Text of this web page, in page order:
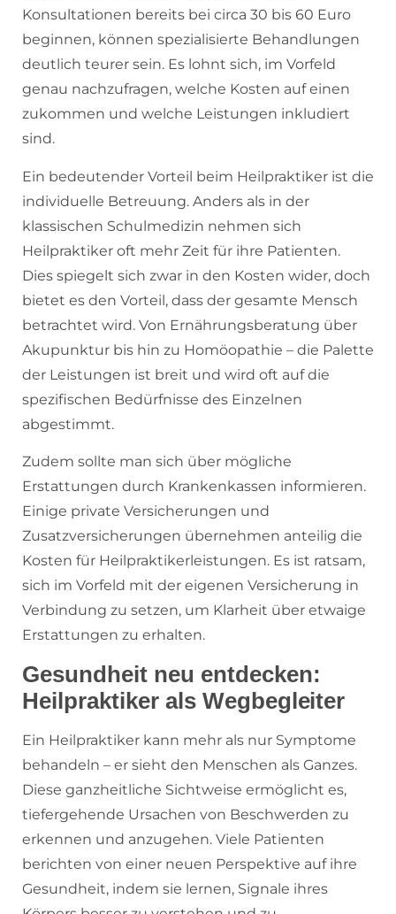
Konsultationen bereits bei circa 30 bis 60 Euro
beginnen, können spezialisierte Behandlungen
deutlich teurer sein. Es lohnt sich, im Vorfeld
genau nachzufragen, welche Kosten auf einen
zukommen und welche Leistungen inkludiert
sind.
Ein bedeutender Vorteil beim Heilpraktiker ist die
individuelle Betreuung. Anders als in der
klassischen Schulmedizin nehmen sich
Heilpraktiker oft mehr Zeit für ihre Patienten.
Dies spiegelt sich zwar in den Kosten wider, doch
bietet es den Vorteil, dass der gesamte Mensch
betrachtet wird. Von Ernährungsberatung über
Akupunktur bis hin zu Homöopathie – die Palette
der Leistungen ist breit und wird oft auf die
spezifischen Bedürfnisse des Einzelnen
abgestimmt.
Zudem sollte man sich über mögliche
Erstattungen durch Krankenkassen informieren.
Einige private Versicherungen und
Zusatzversicherungen übernehmen anteilig die
Kosten für Heilpraktikerleistungen. Es ist ratsam,
sich im Vorfeld mit der eigenen Versicherung in
Verbindung zu setzen, um Klarheit über etwaige
Erstattungen zu erhalten.
Gesundheit neu entdecken:
Heilpraktiker als Wegbegleiter
Ein Heilpraktiker kann mehr als nur Symptome
behandeln – er sieht den Menschen als Ganzes.
Diese ganzheitliche Sichtweise ermöglicht es,
tiefergehende Ursachen von Beschwerden zu
erkennen und anzugehen. Viele Patienten
berichten von einer neuen Perspektive auf ihre
Gesundheit, indem sie lernen, Signale ihres